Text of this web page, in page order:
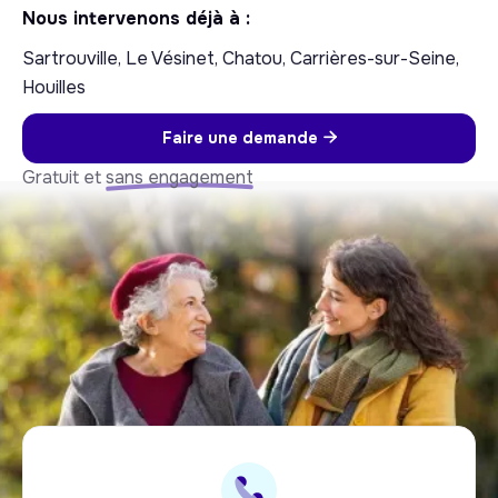
Nous intervenons déjà à :
Sartrouville, Le Vésinet, Chatou, Carrières-sur-Seine,
Houilles
Faire une demande 
Gratuit etsans engagement